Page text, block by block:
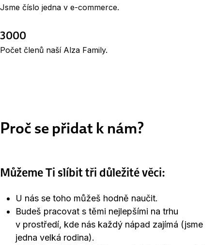
Jsme číslo jedna v e-commerce.
3000
Počet členů naší Alza Family.
Proč se přidat k nám?
Můžeme Ti slíbit tři důležité věci:
U nás se toho můžeš hodně naučit.
Budeš pracovat s těmi nejlepšími na trhu
v prostředí, kde nás každý nápad zajímá (jsme
jedna velká rodina).